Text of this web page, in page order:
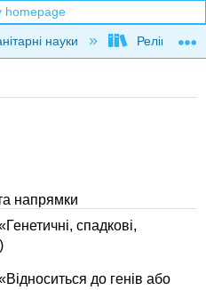
hierarchy
науки
напрямки
спадкові,
до генів або